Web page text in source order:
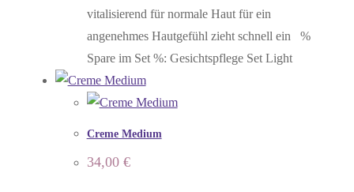
vitalisierend für normale Haut für ein
angenehmes Hautgefühl zieht schnell ein %
Spare im Set %: Gesichtspflege Set Light
Creme Medium
34,00 €